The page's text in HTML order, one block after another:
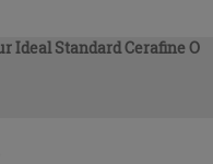
Ideal Standard Cerafine O